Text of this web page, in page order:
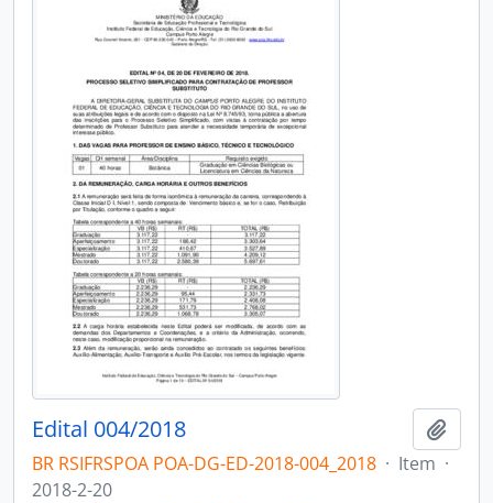
Edital 004/2018
BR RSIFRSPOA POA-DG-ED-2018-004_2018 · Item ·
2018-2-20